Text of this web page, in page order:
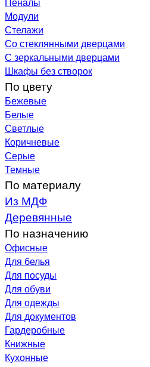
Модули
Стелажи
Со стеклянными дверцами
С зеркальными дверцами
Шкафы без створок
По цвету
Бежевые
Белые
Светлые
Коричневые
Серые
Темные
По материалу
Из МДФ
Деревянные
По назначению
Офисные
Для белья
Для посуды
Для обуви
Для одежды
Для документов
Гардеробные
Книжные
Кухонные